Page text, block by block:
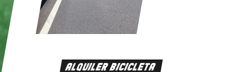
ALQUILER BICICLETA